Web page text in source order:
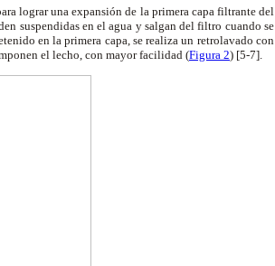
lograr una expansión de la primera capa filtrante del
suspendidas en el agua y salgan del filtro cuando se
en la primera capa, se realiza un retrolavado con
el lecho, con mayor facilidad (Figura 2) [5-7].